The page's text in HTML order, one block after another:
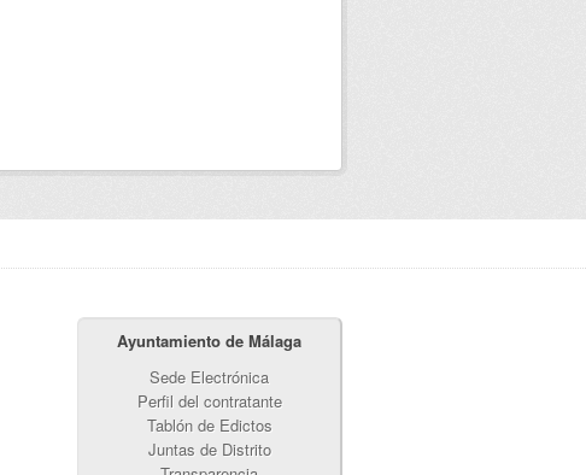
Ayuntamiento de Málaga
Sede Electrónica
Perfil del contratante
Tablón de Edictos
Juntas de Distrito